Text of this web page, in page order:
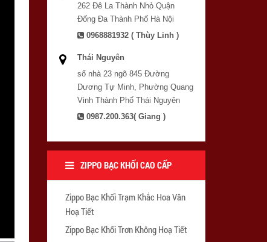
262 Đê La Thành Nhỏ Quận
Đống Đa Thành Phố Hà Nội
0968881932 ( Thùy Linh )
Thái Nguyên
số nhà 23 ngõ 845 Đường
Dương Tự Minh, Phường Quang
Vinh Thành Phố Thái Nguyên
0987.200.363( Giang )
ZIPPO BẠC KHỐI CAO CẤP
Zippo Bạc Khối Trạm Khắc Hoa Văn
Hoạ Tiết
Zippo Bạc Khối Trơn Không Hoạ Tiết